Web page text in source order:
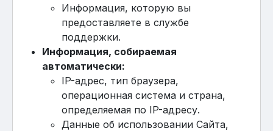
Информация, которую вы
предоставляете в службе
поддержки.
Информация, собираемая
автоматически:
IP-адрес, тип браузера,
операционная система и страна,
определяемая по IP-адресу.
Данные об использовании Сайта,